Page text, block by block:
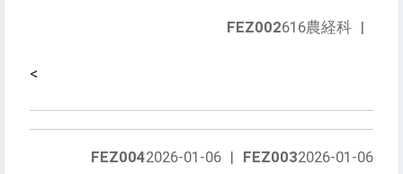
FEZ002616農経科 |
<
FEZ0032026-01-06
FEZ0042026-01-06 |